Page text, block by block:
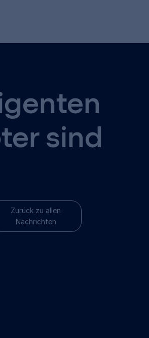
sind
Zurück zu allen
Nachrichten